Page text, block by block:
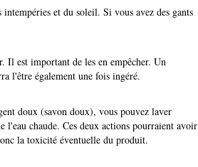
et du soleil. Si vous avez des gants
Il est important de les en empêcher. Un
l'être également une fois ingéré.
doux (savon doux), vous pouvez laver
l'eau chaude. Ces deux actions pourraient avoir
la toxicité éventuelle du produit.